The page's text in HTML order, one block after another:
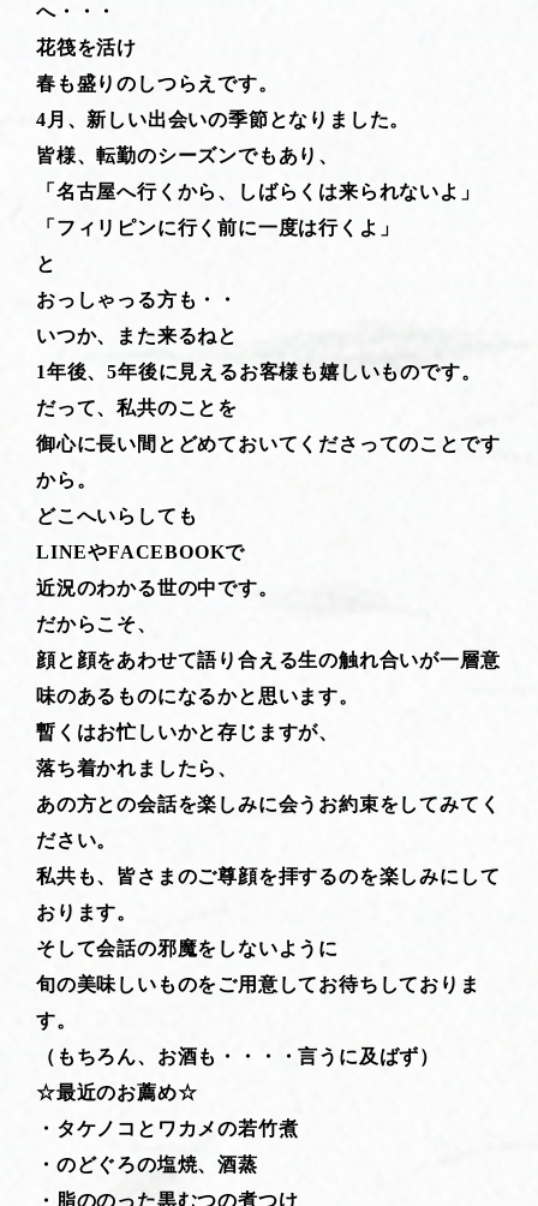
へ・・・
花筏を活け
春も盛りのしつらえです。
4月、新しい出会いの季節となりました。
皆様、転勤のシーズンでもあり、
「名古屋へ行くから、しばらくは来られないよ」
「フィリピンに行く前に一度は行くよ」
と
おっしゃっる方も・・
いつか、また来るねと
1年後、5年後に見えるお客様も嬉しいものです。
だって、私共のことを
御心に長い間とどめておいてくださってのことです
から。
どこへいらしても
LINEやFACEBOOKで
近況のわかる世の中です。
だからこそ、
顔と顔をあわせて語り合える生の触れ合いが一層意
味のあるものになるかと思います。
暫くはお忙しいかと存じますが、
落ち着かれましたら、
あの方との会話を楽しみに会うお約束をしてみてく
ださい。
私共も、皆さまのご尊顔を拝するのを楽しみにして
おります。
そして会話の邪魔をしないように
旬の美味しいものをご用意してお待ちしておりま
す。
（もちろん、お酒も・・・・言うに及ばず）
☆最近のお薦め☆
・タケノコとワカメの若竹煮
・のどぐろの塩焼、酒蒸
・脂ののった黒むつの煮つけ